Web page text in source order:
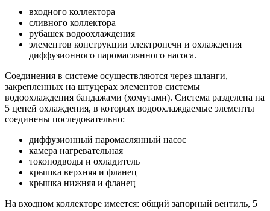
входного коллектора
сливного коллектора
рубашек водоохлаждения
элементов конструкции электропечи и охлаждения
диффузионного паромаслянного насоса.
Соединения в системе осуществляются через шланги,
закрепленных на штуцерах элементов системы
водоохлаждения бандажами (хомутами). Система разделена на
5 цепей охлаждения, в которых водоохлаждаемые элементы
соединены последовательно:
диффузионный паромаслянный насос
камера нагревательная
токоподводы и охладитель
крышка верхняя и фланец
крышка нижняя и фланец
На входном коллекторе имеется: общий запорный вентиль, 5